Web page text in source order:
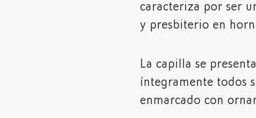
caracteriza por ser
y presbiterio en
La capilla se
íntegramente todos
enmarcado con